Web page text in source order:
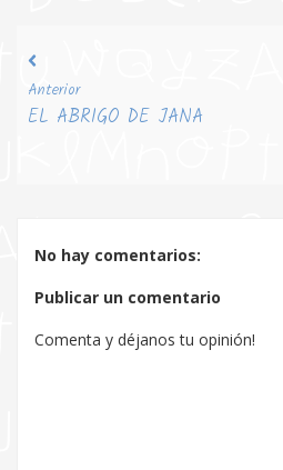
Anterior
EL ABRIGO DE JANA
No hay comentarios:
Publicar un comentario
Comenta y déjanos tu opinión!